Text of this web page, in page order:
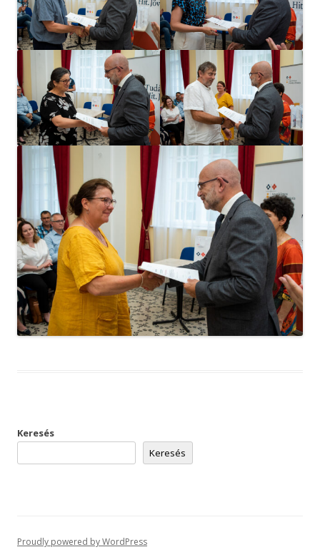
Keresés
Keresés
Proudly powered by WordPress